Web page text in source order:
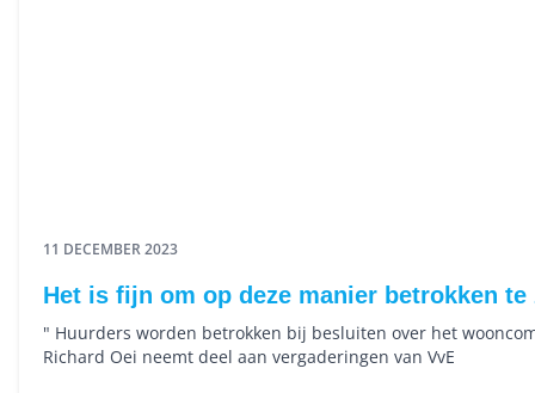
11 DECEMBER 2023
Het is fijn om op deze manier betrokken te
" Huurders worden betrokken bij besluiten over het
Richard Oei neemt deel aan vergaderingen van VvE